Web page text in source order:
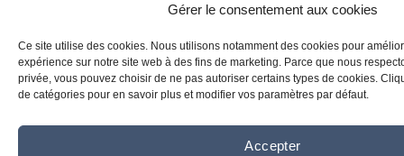
Gérer le consentement aux cookies
Ce site utilise des cookies. Nous utilisons notamment des cookies pour
expérience sur notre site web à des fins de marketing. Parce que nous
privée, vous pouvez choisir de ne pas autoriser certains types de cookies.
de catégories pour en savoir plus et modifier vos paramètres par défaut.
Accepter